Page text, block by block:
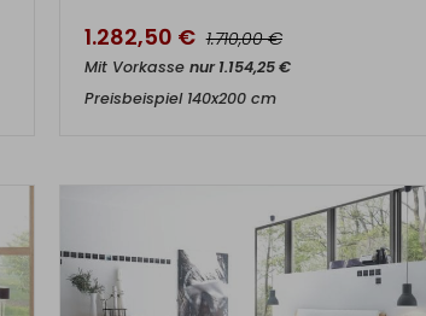
1.282,50 € 1.710,00€
Mit Vorkasse nur1.154,25€
Preisbeispiel 140x200 cm